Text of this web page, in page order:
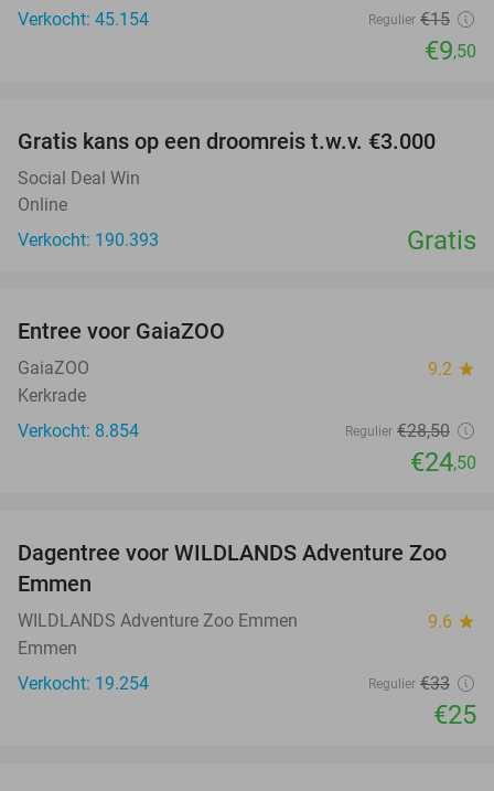
Verkocht: 45.154 Regulier €15
€9,50
Gratis kans op een droomreis t.w.v. €3.000
Social Deal Win
Online
Verkocht: 190.393
Gratis
Entree voor GaiaZOO
GaiaZOO 9.2 star
Kerkrade
Verkocht: 8.854
Regulier €28,50
€24,50
24%
Dagentree voor WILDLANDS Adventure Zoo
Emmen
WILDLANDS Adventure Zoo Emmen 9.6 star
Emmen
Verkocht: 19.254
Regulier €33
€25